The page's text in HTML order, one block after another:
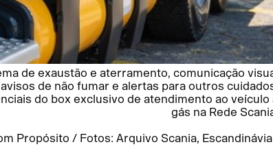
de exaustão e aterramento, comunicação
de não fumar e alertas para outros
do box exclusivo de atendimento ao veículo
gás na Rede
Propósito / Fotos: Arquivo Scania,